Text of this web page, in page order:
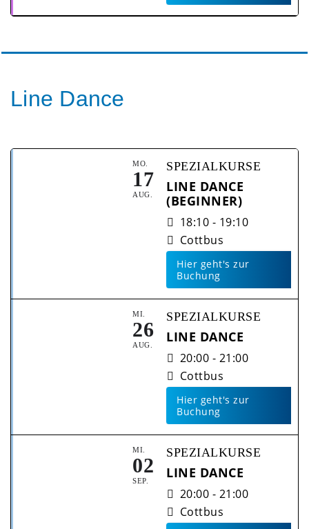
Line Dance
MO.
17
AUG.
SPEZIALKURSE
LINE DANCE
(BEGINNER)
18:10 - 19:10
Cottbus
Hier geht's zur
Buchung
MI.
26
AUG.
SPEZIALKURSE
LINE DANCE
20:00 - 21:00
Cottbus
Hier geht's zur
Buchung
MI.
02
SEP.
SPEZIALKURSE
LINE DANCE
20:00 - 21:00
Cottbus